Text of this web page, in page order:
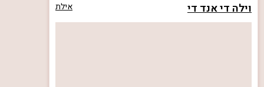
וילה די אנד די אילת